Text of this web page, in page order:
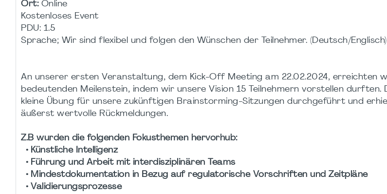
Ort:Online
Kostenloses Event
PDU: 1.5
Sprache; Wir sind flexibel und folgen den Wünschen der Teilnehmer. (Deutsch/Englisch)
An unserer ersten Veranstaltung, dem Kick-Off Meeting am 22.02.2024, erreichten
bedeutenden Meilenstein, indem wir unsere Vision 15 Teilnehmern vorstellen durften.
kleine Übung für unsere zukünftigen Brainstorming-Sitzungen durchgeführt und
äußerst wertvolle Rückmeldungen.
Z.B wurden die folgenden Fokusthemen hervorhub:
• Künstliche Intelligenz
• Führung und Arbeit mit interdisziplinären Teams
• Mindestdokumentation in Bezug auf regulatorische Vorschriften und Zeitpläne
• Validierungsprozesse